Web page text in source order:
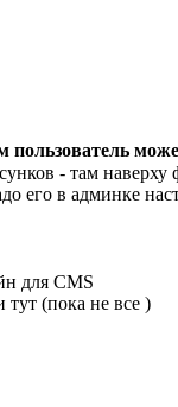
пользователь
- там наверху
его в админке
для CMS
тут (пока не все )